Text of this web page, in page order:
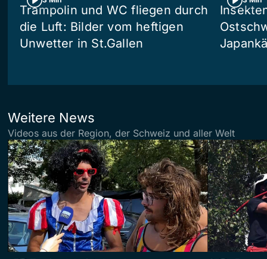
Trampolin und WC fliegen durch
die Luft: Bilder vom heftigen
Unwetter in St.Gallen
Weitere News
Videos aus der Region, der Schweiz und aller Welt